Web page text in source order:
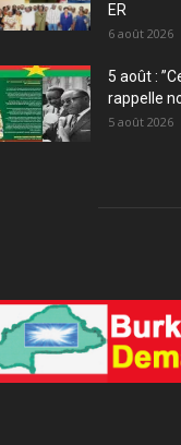
ER
6 août 2026
5 août :
rappelle
5 août 2026